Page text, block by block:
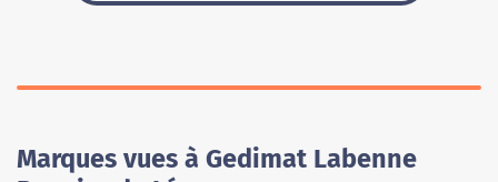
Marques vues à Gedimat Labenne